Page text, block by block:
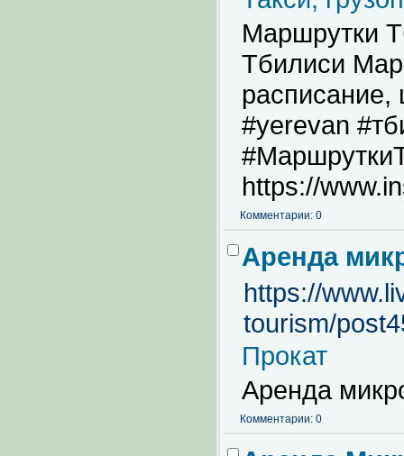
Маршрутки
Тбилиси
#yerevan
https://
Комментарии: 0
Аренда
https://
tourism/
Прокат
Аренда
Комментарии: 0